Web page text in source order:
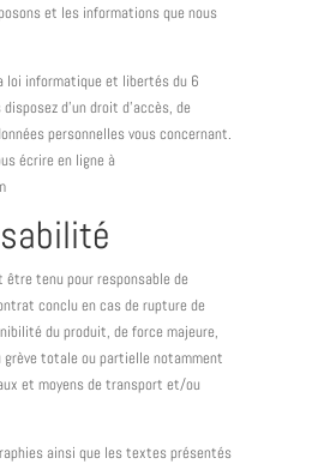
et les informations que nous
loi informatique et libertés du 6
d’un droit d’accès, de
personnelles vous concernant.
écrire en ligne à
être tenu pour responsable de
conclu en cas de rupture de
du produit, de force majeure,
totale ou partielle notamment
et moyens de transport et/ou
ainsi que les textes présentés